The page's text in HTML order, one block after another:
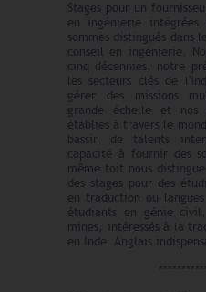
Stages pour un
en ingénierie intégrées
sommes distingués dans
conseil en ingénierie.
cinq décennies, notre
les secteurs clés de
gérer des missions
grande échelle et
établies à travers le
bassin de talents
capacité à fournir des
même toit nous
des stages pour des
en traduction ou
étudiants en génie
mines, intéressés à la
en Inde. Anglais